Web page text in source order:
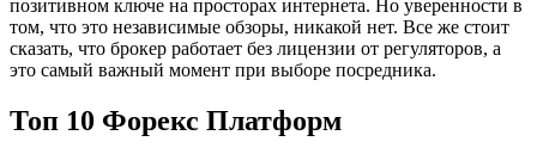
позитивном ключе на просторах интернета. Но уверенности в
том, что это независимые обзоры, никакой нет. Все же стоит
сказать, что брокер работает без лицензии от регуляторов, а
это самый важный момент при выборе посредника.
Топ 10 Форекс Платформ